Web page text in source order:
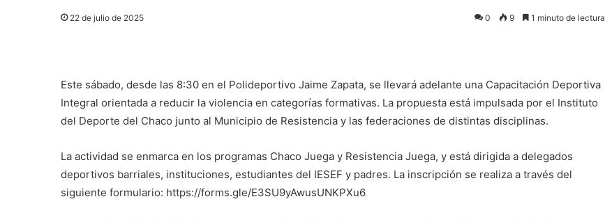
22 de julio de 2025 0 9 1 minuto de lectura
Este sábado, desde las 8:30 en el Polideportivo Jaime Zapata, se llevará adelante una Capacitación Deportiva
Integral orientada a reducir la violencia en categorías formativas. La propuesta está impulsada por el Instituto
del Deporte del Chaco junto al Municipio de Resistencia y las federaciones de distintas disciplinas.
La actividad se enmarca en los programas Chaco Juega y Resistencia Juega, y está dirigida a delegados
deportivos barriales, instituciones, estudiantes del IESEF y padres. La inscripción se realiza a través del
siguiente formulario: https://forms.gle/E3SU9yAwusUNKPXu6